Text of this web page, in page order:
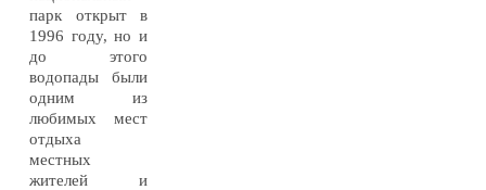
парк открыт в
1996 году, но и
до этого
водопады были
одним из
любимых мест
отдыха
местных
жителей и